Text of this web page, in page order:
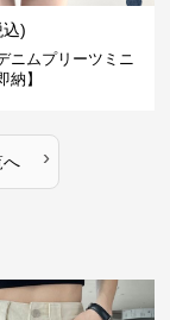
)
ニムプリーツミニ
納】
へ ›